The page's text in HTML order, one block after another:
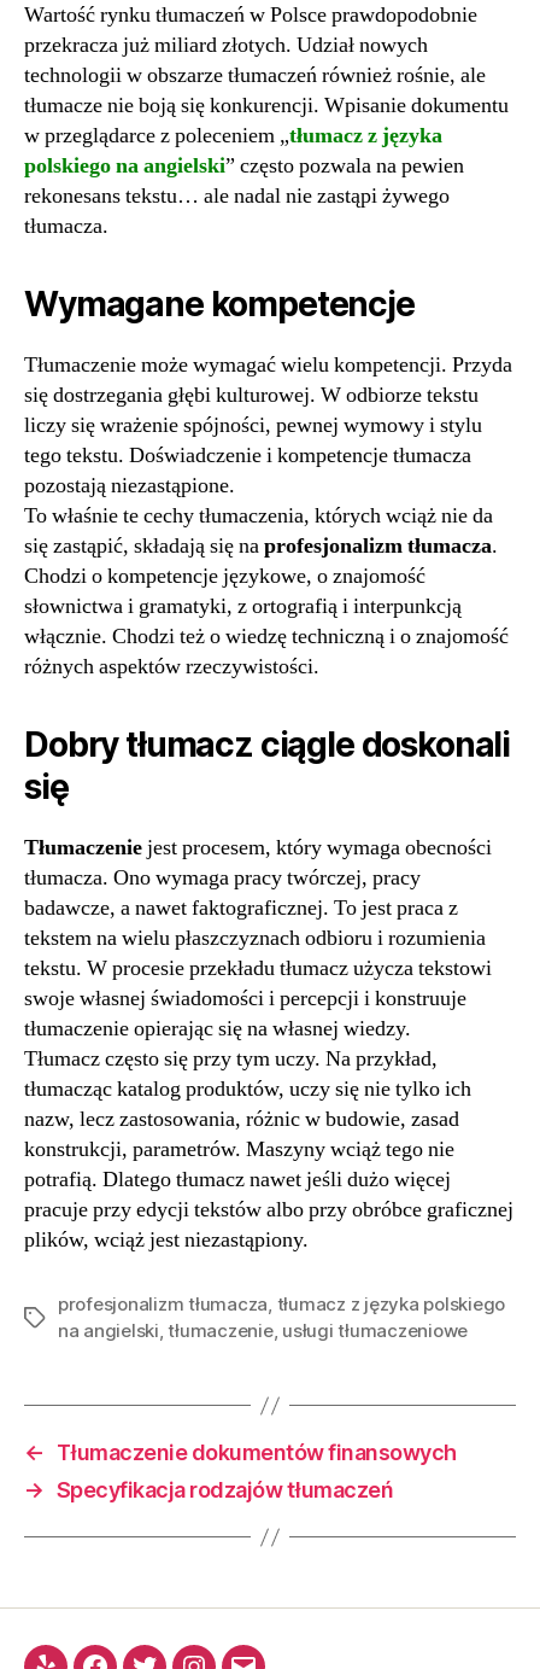
Wartość rynku tłumaczeń w Polsce prawdopodobnie
przekracza już miliard złotych. Udział nowych
technologii w obszarze tłumaczeń również rośnie, ale
tłumacze nie boją się konkurencji. Wpisanie dokumentu
w przeglądarce z poleceniem „tłumacz z języka
polskiego na angielski” często pozwala na pewien
rekonesans tekstu… ale nadal nie zastąpi żywego
tłumacza.
Wymagane kompetencje
Tłumaczenie może wymagać wielu kompetencji. Przyda
się dostrzegania głębi kulturowej. W odbiorze tekstu
liczy się wrażenie spójności, pewnej wymowy i stylu
tego tekstu. Doświadczenie i kompetencje tłumacza
pozostają niezastąpione.
To właśnie te cechy tłumaczenia, których wciąż nie da
się zastąpić, składają się naprofesjonalizm tłumacza.
Chodzi o kompetencje językowe, o znajomość
słownictwa i gramatyki, z ortografią i interpunkcją
włącznie. Chodzi też o wiedzę techniczną i o znajomość
różnych aspektów rzeczywistości.
Dobry tłumacz ciągle doskonali
się
Tłumaczeniejest procesem, który wymaga obecności
tłumacza. Ono wymaga pracy twórczej, pracy
badawcze, a nawet faktograficznej. To jest praca z
tekstem na wielu płaszczyznach odbioru i rozumienia
tekstu. W procesie przekładu tłumacz użycza tekstowi
swoje własnej świadomości i percepcji i konstruuje
tłumaczenie opierając się na własnej wiedzy.
Tłumacz często się przy tym uczy. Na przykład,
tłumacząc katalog produktów, uczy się nie tylko ich
nazw, lecz zastosowania, różnic w budowie, zasad
konstrukcji, parametrów. Maszyny wciąż tego nie
potrafią. Dlatego tłumacz nawet jeśli dużo więcej
pracuje przy edycji tekstów albo przy obróbce graficznej
plików, wciąż jest niezastąpiony.
profesjonalizm tłumacza, tłumacz z języka polskiego
na angielski,tłumaczenie, usługi tłumaczeniowe
←
Tłumaczenie dokumentów finansowych
→ Specyfikacja rodzajów tłumaczeń